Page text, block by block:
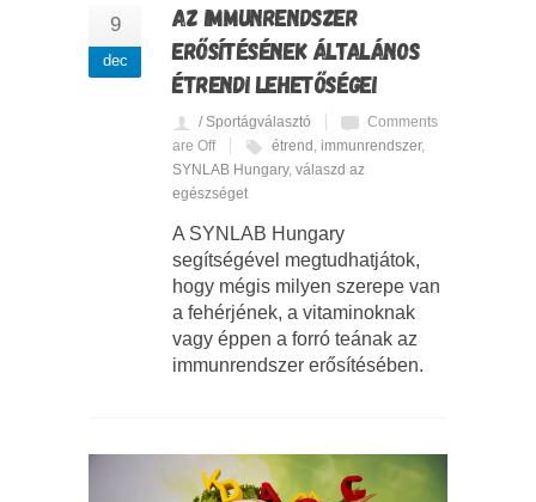
9
dec
AZ IMMUNRENDSZER
ERŐSÍTÉSÉNEK ÁLTALÁNOS
ÉTRENDI LEHETŐSÉGEI
/ Sportágválasztó
Comments
are Off
étrend , immunrendszer,
SYNLAB Hungary, válaszd az
egészséget
A SYNLAB Hungary
segítségével megtudhatjátok,
hogy mégis milyen szerepe van
a fehérjének, a vitaminoknak
vagy éppen a forró teának az
immunrendszer erősítésében.